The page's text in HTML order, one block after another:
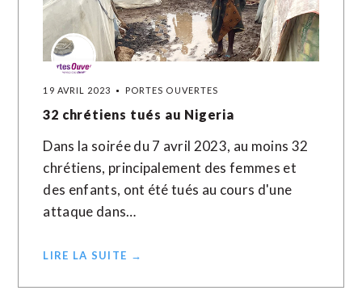
19 AVRIL 2023 PORTES OUVERTES
32 chrétiens tués au Nigeria
Dans la soirée du 7 avril 2023, au moins 32
chrétiens, principalement des femmes et
des enfants, ont été tués au cours d'une
attaque dans…
LIRE LA SUITE →